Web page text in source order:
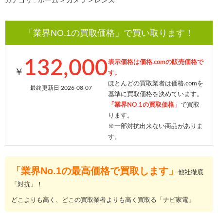
「業界NO.1の買取価格」で買い取ります！
￥ 132,000
最終更新日 2026-08-07
表示価格は価格.comの販売価格で
す。
ほとんどの買取業者は価格.comを
基準に買取価格を決めています。
「業界NO.1の買取価格」 で買取
ります。
※一部対抗出来ない商品がありま
す。
「業界No.1の最高価格で買取します」
他社徹底
「対抗」！
どこよりも高く、どこの買取業者よりも高く買取る「ナビ家電」